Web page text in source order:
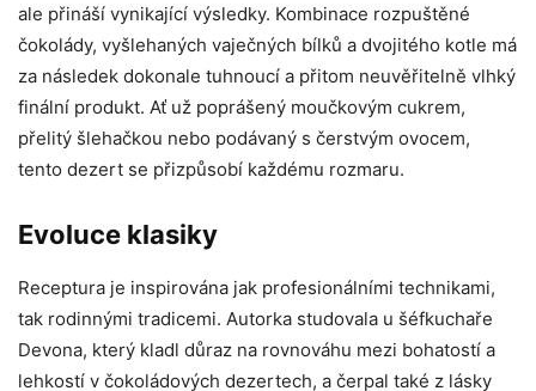
ale přináší vynikající výsledky. Kombinace rozpuštěné
čokolády, vyšlehaných vaječných bílků a dvojitého kotle má
za následek dokonale tuhnoucí a přitom neuvěřitelně vlhký
finální produkt. Ať už poprášený moučkovým cukrem,
přelitý šlehačkou nebo podávaný s čerstvým ovocem,
tento dezert se přizpůsobí každému rozmaru.
Evoluce klasiky
Receptura je inspirována jak profesionálními technikami,
tak rodinnými tradicemi. Autorka studovala u šéfkuchaře
Devona, který kladl důraz na rovnováhu mezi bohatostí a
lehkostí v čokoládových dezertech, a čerpal také z lásky